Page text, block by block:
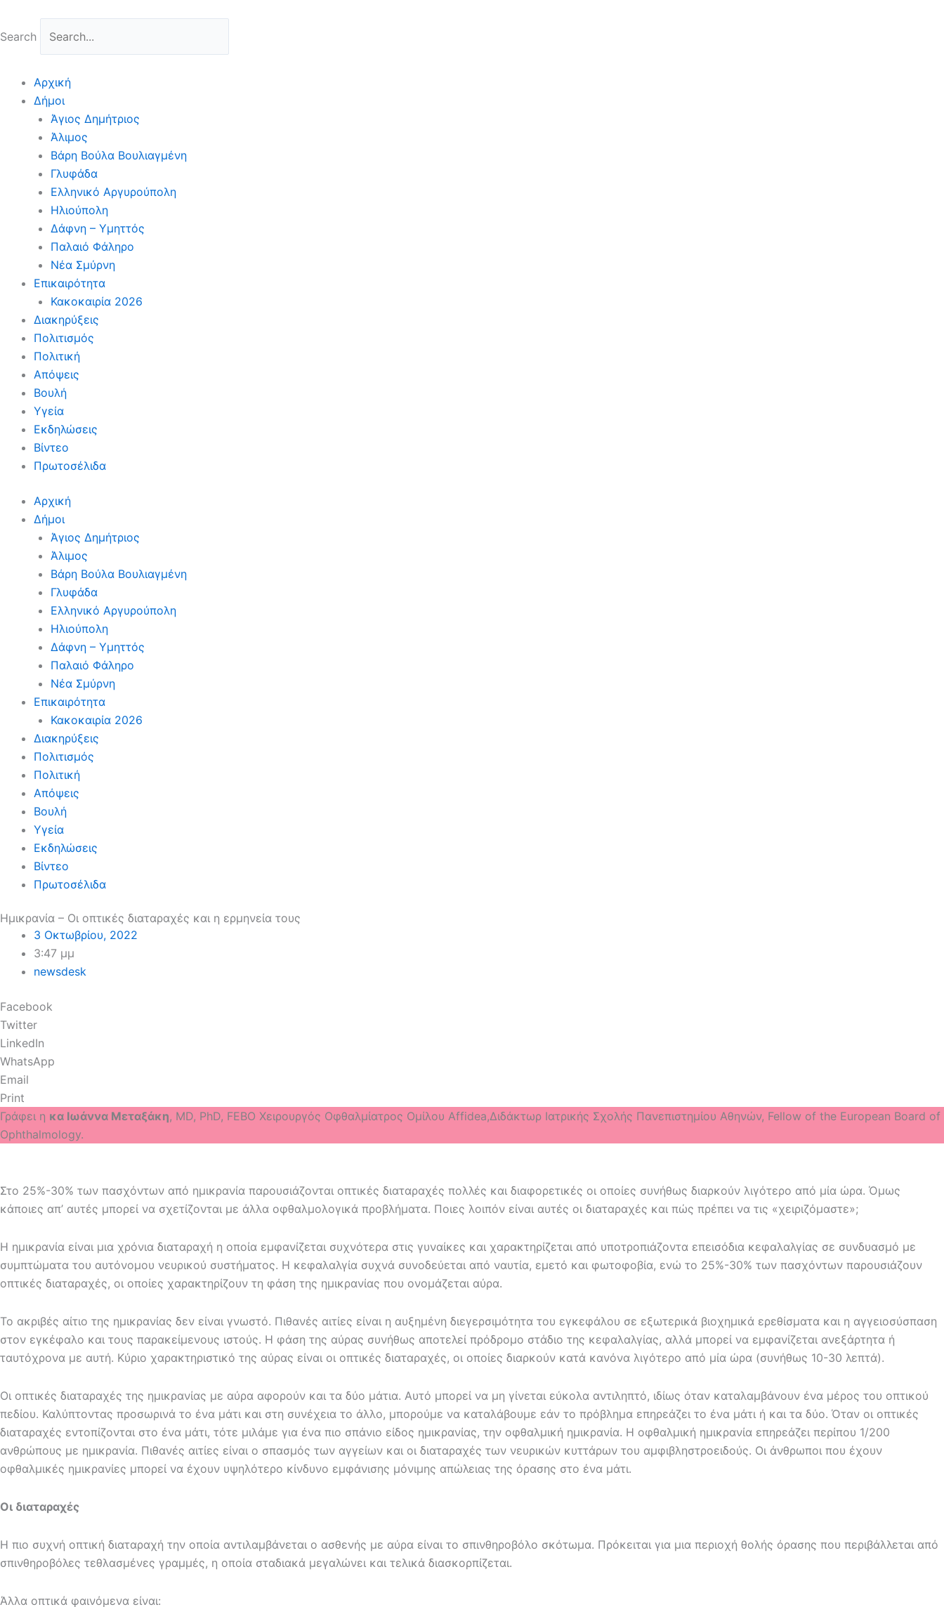
Search
Αρχική
Δήμοι
Άγιος Δημήτριος
Άλιμος
Βάρη Βούλα Βουλιαγμένη
Γλυφάδα
Ελληνικό Αργυρούπολη
Ηλιούπολη
Δάφνη – Υμηττός
Παλαιό Φάληρο
Νέα Σμύρνη
Επικαιρότητα
Κακοκαιρία 2026
Διακηρύξεις
Πολιτισμός
Πολιτική
Απόψεις
Βουλή
Υγεία
Εκδηλώσεις
Βίντεο
Πρωτοσέλιδα
Αρχική
Δήμοι
Άγιος Δημήτριος
Άλιμος
Βάρη Βούλα Βουλιαγμένη
Γλυφάδα
Ελληνικό Αργυρούπολη
Ηλιούπολη
Δάφνη – Υμηττός
Παλαιό Φάληρο
Νέα Σμύρνη
Επικαιρότητα
Κακοκαιρία 2026
Διακηρύξεις
Πολιτισμός
Πολιτική
Απόψεις
Βουλή
Υγεία
Εκδηλώσεις
Βίντεο
Πρωτοσέλιδα
Ημικρανία – Οι οπτικές διαταραχές και η ερμηνεία τους
3 Οκτωβρίου, 2022
3:47 μμ
newsdesk
Facebook
Twitter
LinkedIn
WhatsApp
Email
Print
Γράφει η κα Ιωάννα Μεταξάκη, MD, PhD, FEBO Χειρουργός Οφθαλμίατρος Ομίλου Affidea,Διδάκτωρ Ιατρικής Σχολής Πανεπιστημίου Αθηνών, Fellow of the European Board of
Ophthalmology.
Στο 25%-30% των πασχόντων από ημικρανία παρουσιάζονται οπτικές διαταραχές πολλές και διαφορετικές οι οποίες συνήθως διαρκούν λιγότερο από μία ώρα. Όμως
κάποιες απ’ αυτές μπορεί να σχετίζονται με άλλα οφθαλμολογικά προβλήματα. Ποιες λοιπόν είναι αυτές οι διαταραχές και πώς πρέπει να τις «χειριζόμαστε»;
Η ημικρανία είναι μια χρόνια διαταραχή η οποία εμφανίζεται συχνότερα στις γυναίκες και χαρακτηρίζεται από υποτροπιάζοντα επεισόδια κεφαλαλγίας σε συνδυασμό με
συμπτώματα του αυτόνομου νευρικού συστήματος. Η κεφαλαλγία συχνά συνοδεύεται από ναυτία, εμετό και φωτοφοβία, ενώ το 25%-30% των πασχόντων παρουσιάζουν
οπτικές διαταραχές, οι οποίες χαρακτηρίζουν τη φάση της ημικρανίας που ονομάζεται αύρα.
Το ακριβές αίτιο της ημικρανίας δεν είναι γνωστό. Πιθανές αιτίες είναι η αυξημένη διεγερσιμότητα του εγκεφάλου σε εξωτερικά βιοχημικά ερεθίσματα και η αγγειοσύσπαση
στον εγκέφαλο και τους παρακείμενους ιστούς. Η φάση της αύρας συνήθως αποτελεί πρόδρομο στάδιο της κεφαλαλγίας, αλλά μπορεί να εμφανίζεται ανεξάρτητα ή
ταυτόχρονα με αυτή. Κύριο χαρακτηριστικό της αύρας είναι οι οπτικές διαταραχές, οι οποίες διαρκούν κατά κανόνα λιγότερο από μία ώρα (συνήθως 10-30 λεπτά).
Οι οπτικές διαταραχές της ημικρανίας με αύρα αφορούν και τα δύο μάτια. Αυτό μπορεί να μη γίνεται εύκολα αντιληπτό, ιδίως όταν καταλαμβάνουν ένα μέρος του οπτικού
πεδίου. Καλύπτοντας προσωρινά το ένα μάτι και στη συνέχεια το άλλο, μπορούμε να καταλάβουμε εάν το πρόβλημα επηρεάζει το ένα μάτι ή και τα δύο. Όταν οι οπτικές
διαταραχές εντοπίζονται στο ένα μάτι, τότε μιλάμε για ένα πιο σπάνιο είδος ημικρανίας, την οφθαλμική ημικρανία. Η οφθαλμική ημικρανία επηρεάζει περίπου 1/200
ανθρώπους με ημικρανία. Πιθανές αιτίες είναι ο σπασμός των αγγείων και οι διαταραχές των νευρικών κυττάρων του αμφιβληστροειδούς. Οι άνθρωποι που έχουν
οφθαλμικές ημικρανίες μπορεί να έχουν υψηλότερο κίνδυνο εμφάνισης μόνιμης απώλειας της όρασης στο ένα μάτι.
Οι διαταραχές
Η πιο συχνή οπτική διαταραχή την οποία αντιλαμβάνεται ο ασθενής με αύρα είναι το σπινθηροβόλο σκότωμα. Πρόκειται για μια περιοχή θολής όρασης που περιβάλλεται από
σπινθηροβόλες τεθλασμένες γραμμές, η οποία σταδιακά μεγαλώνει και τελικά διασκορπίζεται.
Άλλα οπτικά φαινόμενα είναι: